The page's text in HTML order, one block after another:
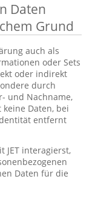
Daten
Grund
auch als
oder Sets
oder indirekt
durch
und Nachname,
Daten, bei
entfernt
JET interagierst,
Daten für die